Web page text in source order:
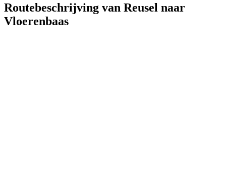
Routebeschrijving van Reusel naar
Vloerenbaas